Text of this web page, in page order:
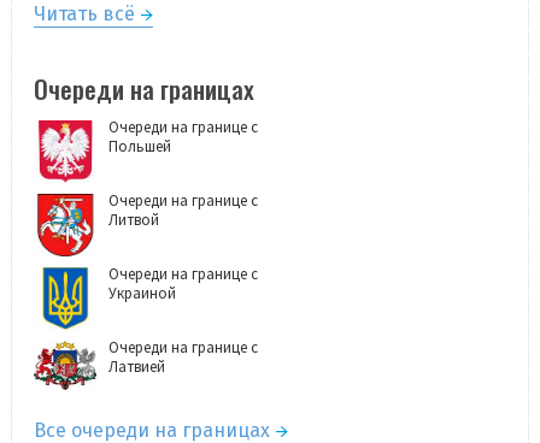
Читать всё
Очереди на границах
Очереди на границе с
Польшей
Очереди на границе с
Литвой
Очереди на границе с
Украиной
Очереди на границе с
Латвией
Все очереди на границах